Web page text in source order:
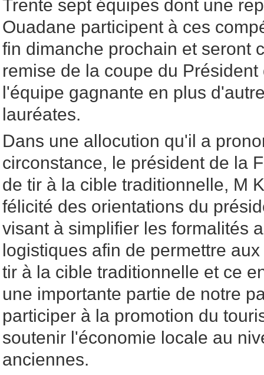
Trente sept équipes dont une
Ouadane participent à ces
fin dimanche prochain et seront
remise de la coupe du
l'équipe gagnante en plus
lauréates.
Dans une allocution qu'il a
circonstance, le président de la
de tir à la cible traditionnelle, M
félicité des orientations du
visant à simplifier les formalités
logistiques afin de permettre
tir à la cible traditionnelle et ce
une importante partie de notre
participer à la promotion du
soutenir l'économie locale au
anciennes.